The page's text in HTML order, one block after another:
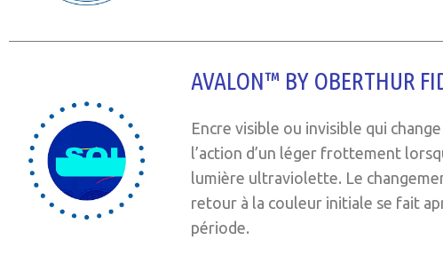
AVALON™ BY OBERTHUR
Encre visible ou invisible qui
l’action d’un léger frottement
lumière ultraviolette. Le
retour à la couleur initiale se fait
période.